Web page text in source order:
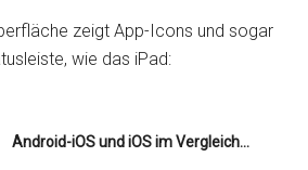
zeigt App-Icons und sogar
wie das iPad:
Android-iOS und iOS im Vergleich...